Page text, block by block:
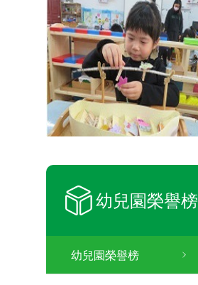
幼兒園榮譽榜
幼兒園榮譽榜